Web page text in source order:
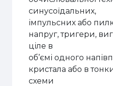
синусоїдальних,
імпульсних або
напруг, тригери,
ціле в
об’ємі одного
кристала або в
схеми